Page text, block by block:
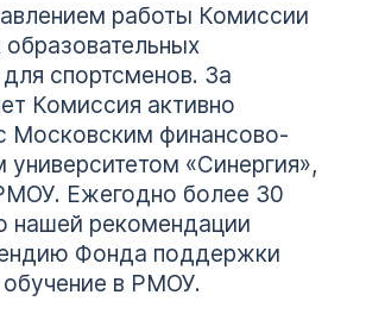
работы Комиссии
образовательных
спортсменов. За
Комиссия активно
Московским финансово-
«Синергия»,
Ежегодно более 30
нашей рекомендации
Фонда поддержки
в РМОУ.